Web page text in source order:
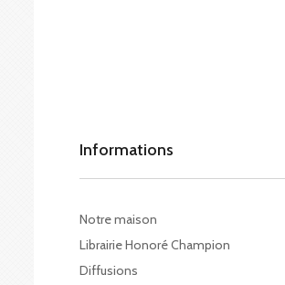
Informations
Notre maison
Librairie Honoré Champion
Diffusions